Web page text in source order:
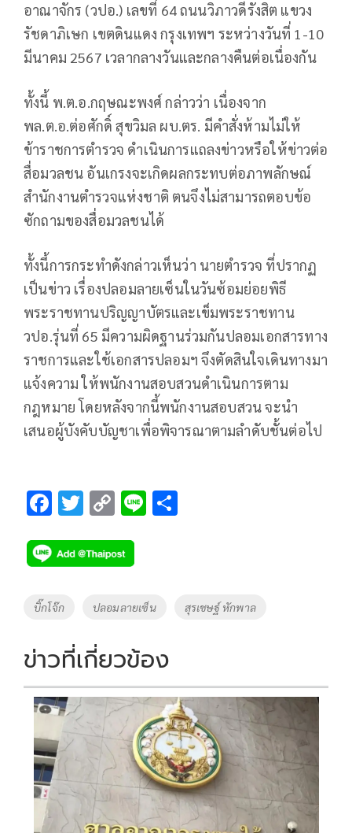
อาณาจักร (วปอ.) เลขที่ 64 ถนนวิภาวดีรังสิต แขวง
รัชดาภิเษก เขตดินแดง กรุงเทพฯ ระหว่างวันที่ 1-10
มีนาคม 2567 เวลากลางวันและกลางคืนต่อเนื่องกัน
ทั้งนี้ พ.ต.อ.กฤษณะพงศ์ กล่าวว่า เนื่องจาก
พล.ต.อ.ต่อศักดิ์ สุขวิมล ผบ.ตร. มีคำสั่งห้ามไม่ให้
ข้าราชการตำรวจ ดำเนินการแถลงข่าวหรือให้ข่าวต่อ
สื่อมวลชน อันเกรงจะเกิดผลกระทบต่อภาพลักษณ์
สำนักงานตำรวจแห่งชาติ ตนจึงไม่สามารถตอบข้อ
ซักถามของสื่อมวลชนได้
ทั้งนี้การกระทำดังกล่าวเห็นว่า นายตำรวจ ที่ปรากฏ
เป็นข่าว เรื่องปลอมลายเซ็นในวันซ้อมย่อยพิธี
พระราชทานปริญญาบัตรและเข็มพระราชทาน
วปอ.รุ่นที่ 65 มีความผิดฐานร่วมกันปลอมเอกสารทาง
ราชการและใช้เอกสารปลอมฯ จึงตัดสินใจเดินทางมา
แจ้งความ ให้พนักงานสอบสวนดำเนินการตาม
กฎหมาย โดยหลังจากนี้พนักงานสอบสวน จะนำ
เสนอผู้บังคับบัญชาเพื่อพิจารณาตามลำดับชั้นต่อไป
F
e
b
o
k
T
tt
er
C
p
y
Li
k
Li
Tags
บิ๊กโจ๊ก ปลอมลายเซ็น สุรเชษฐ์ หักพาล
ข่าวที่เกี่ยวข้อง